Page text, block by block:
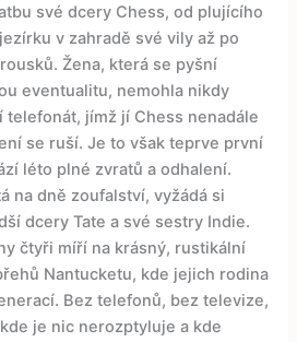
své dcery Chess, od plujícího
v zahradě své vily až po
Žena, která se pyšní
eventualitu, nemohla nikdy
jímž jí Chess nenadále
se ruší. Je to však teprve první
léto plné zvratů a odhalení.
na dně zoufalství, vyžádá si
dcery Tate a své sestry Indie.
čtyři míří na krásný, rustikální
Nantucketu, kde jejich rodina
Bez telefonů, bez televize,
je nic nerozptyluje a kde